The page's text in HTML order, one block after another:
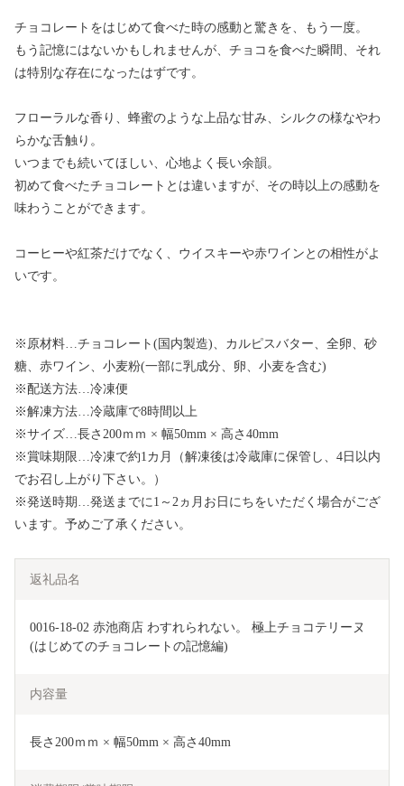
チョコレートをはじめて食べた時の感動と驚きを、もう一度。
もう記憶にはないかもしれませんが、チョコを食べた瞬間、それ
は特別な存在になったはずです。
フローラルな香り、蜂蜜のような上品な甘み、シルクの様なやわ
らかな舌触り。
いつまでも続いてほしい、心地よく長い余韻。
初めて食べたチョコレートとは違いますが、その時以上の感動を
味わうことができます。
コーヒーや紅茶だけでなく、ウイスキーや赤ワインとの相性がよ
いです。
※原材料…チョコレート(国内製造)、カルピスバター、全卵、砂
糖、赤ワイン、小麦粉(一部に乳成分、卵、小麦を含む)
※配送方法…冷凍便
※解凍方法…冷蔵庫で8時間以上
※サイズ…長さ200ｍｍ × 幅50mm × 高さ40mm
※賞味期限…冷凍で約1カ月（解凍後は冷蔵庫に保管し、4日以内
でお召し上がり下さい。）
※発送時期…発送までに1～2ヵ月お日にちをいただく場合がござ
います。予めご了承ください。
返礼品名
0016-18-02 赤池商店 わすれられない。 極上チョコテリーヌ
(はじめてのチョコレートの記憶編)
内容量
長さ200ｍｍ × 幅50mm × 高さ40mm